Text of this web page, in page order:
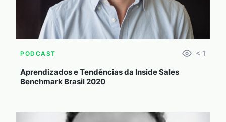
PODCAST < 1
Aprendizados e Tendências da Inside Sales
Benchmark Brasil 2020